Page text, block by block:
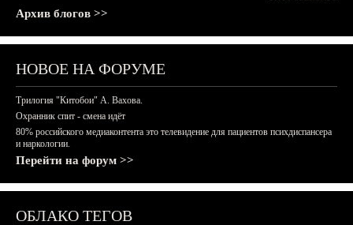
Архив блогов >>
НОВОЕ НА ФОРУМЕ
Трилогия "Китобои" А. Вахова.
Охранник спит - смена идёт
80% российского медиаконтента это телевидение для пациентов психдиспансера
и наркологии.
Перейти на форум >>
ОБЛАКО ТЕГОВ